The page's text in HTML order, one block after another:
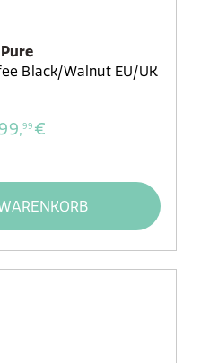
Pure
Black/Walnut EU/UK
99 €